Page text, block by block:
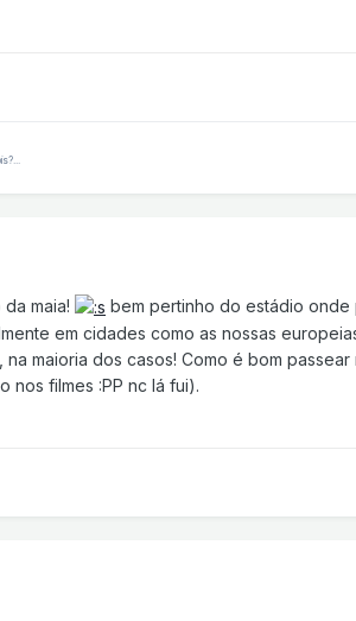
maia!
bem pertinho do estádio onde
em cidades como as nossas
maioria dos casos! Como é bom
nos filmes :PP nc lá fui).